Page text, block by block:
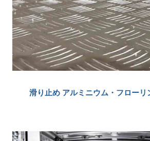
滑り止め アルミニウム・フローリ